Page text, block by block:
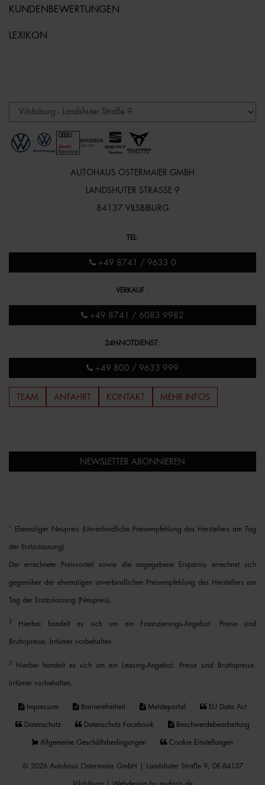
KUNDENBEWERTUNGEN
LEXIKON
AUTOHAUS OSTERMAIER GMBH
LANDSHUTER STRASSE 9
84137 VILSBIBURG
TEL :
+49 8741 / 9633 0
VERKAUF :
+49 8741 / 6083 9982
24H-NOTDIENST:
+49 800 / 9633 999
TEAM ANFAHRT KONTAKT MEHR INFOS
NEWSLETTER ABONNIEREN
Ehemaliger Neupreis (Unverbindliche Preisempfehlung des Herstellers am Tag
der Erstzulassung).
Der errechnete Preisvorteil sowie die angegebene Ersparnis errechnet sich
gegenüber der ehemaligen unverbindlichen Preisempfehlung des Herstellers am
Tag der Erstzulassung (Neupreis).
2 Hierbei handelt es sich um ein Finanzierungs-Angebot. Preise sind
Bruttopreise. Irrtümer vorbehalten.
3 Hierbei handelt es sich um ein Leasing-Angebot. Preise sind Bruttopreise.
Irrtümer vorbehalten.
Impressum Barrierefreiheit Meldeportal EU Data Act
Datenschutz Datenschutz Facebook Beschwerdebearbeitung
Allgemeine Geschäftsbedingungen Cookie Einstellungen
© 2026 Autohaus Ostermaier GmbH | Landshuter Straße 9, DE-84137